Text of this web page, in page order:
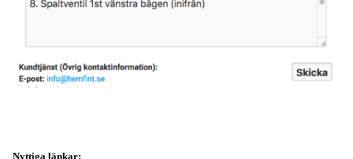
Nyttiga länkar: